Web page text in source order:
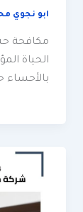
ابو نجوي
مكافحة
الحياة
بالأحساء